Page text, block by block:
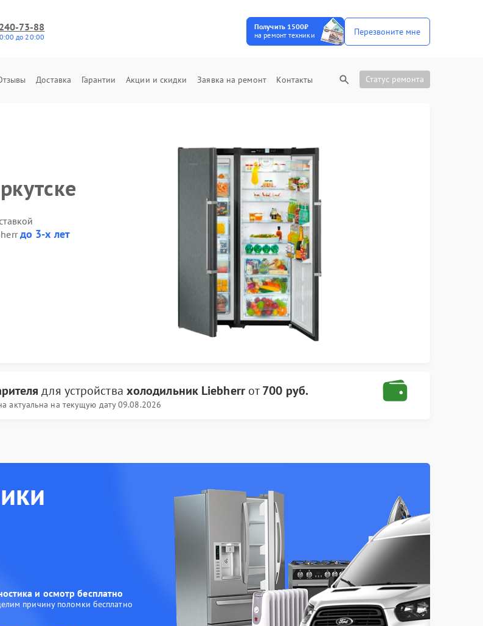
73-88
до 20:00
Получить 1500₽
на ремонт техники
Перезвоните мне
Доставка Гарантии Акции и скидки Заявка на ремонт Контакты Статус ремонта
до 3-х лет
для устройства холодильник Liebherrот700 руб.
актуальна на текущую дату 09.08.2026
и осмотр бесплатно
причину поломки бесплатно